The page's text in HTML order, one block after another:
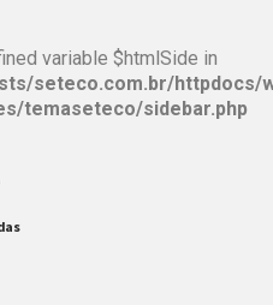
variable $htmlSide in
seteco.com.br/httpdocs/
temaseteco/sidebar.php